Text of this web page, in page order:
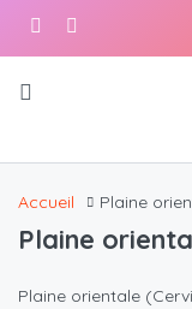
Accueil Plaine
Plaine
Plaine orientale